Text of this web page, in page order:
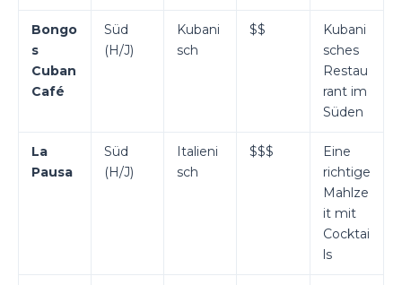
Bongo
s
Cuban
Café
Süd
(H/J)
Kubani
sch
$$
Kubani
sches
Restau
rant im
Süden
La
Pausa
Süd
(H/J)
Italieni
sch
$$$
Eine
richtige
Mahlze
it mit
Cocktai
ls